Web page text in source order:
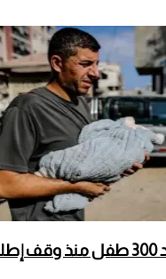
اليونيسف: استشهاد 300 طفل منذ